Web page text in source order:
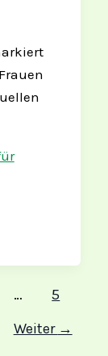
…
5
Weiter →